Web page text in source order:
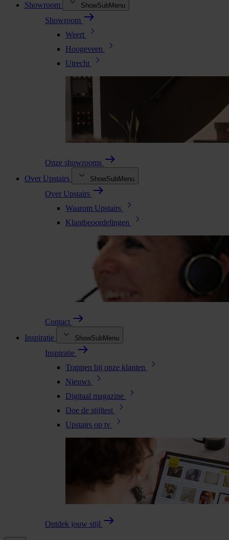
Showroom
ShowSubMenu
Showroom
Weert
Hoogeveen
Utrecht
Onze showrooms
Over Upstairs
ShowSubMenu
Over Upstairs
Waarom Upstairs
Klantbeoordelingen
Contact
Inspiratie
ShowSubMenu
Inspiratie
Trappen bij onze klanten
Nieuws
Digitaal magazine
Doe de stijltest
Upstairs op tv
Ontdek jouw stijl